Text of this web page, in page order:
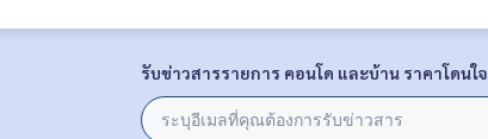
รับข่าวสารรายการ คอนโด และบ้าน ราคาโดนใจ